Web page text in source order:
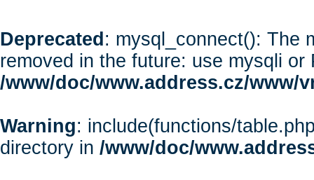
Deprecated : mysql_connect(): The
removed in the future: use mysqli or
/www/doc/www.address.cz/www/
Warning: include(functions/
directory in /www/doc/